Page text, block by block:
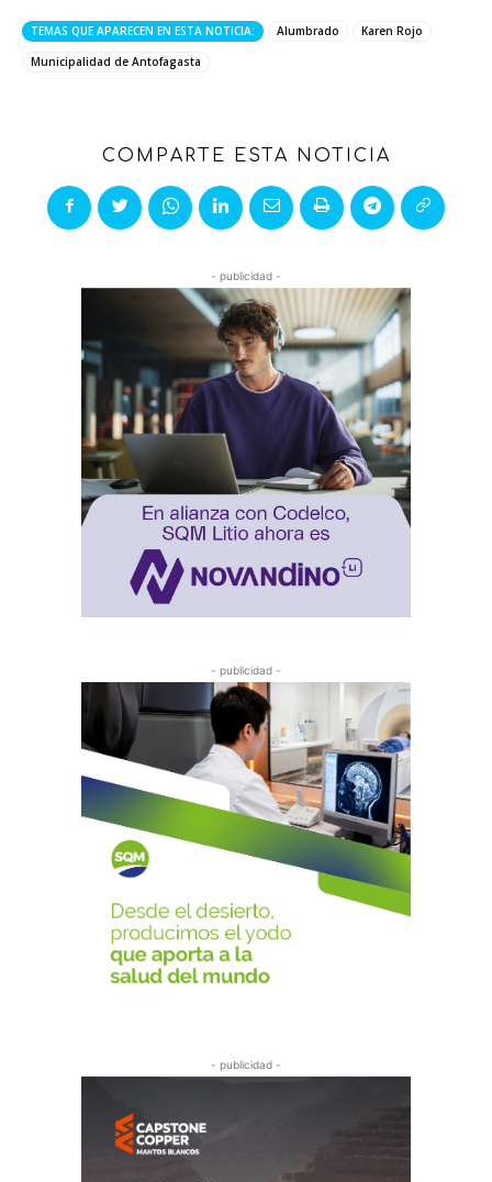
TEMAS QUE APARECEN EN ESTA NOTICIA: Alumbrado
Karen Rojo
Municipalidad de Antofagasta
COMPARTE ESTA NOTICIA
- publicidad -
- publicidad -
- publicidad -